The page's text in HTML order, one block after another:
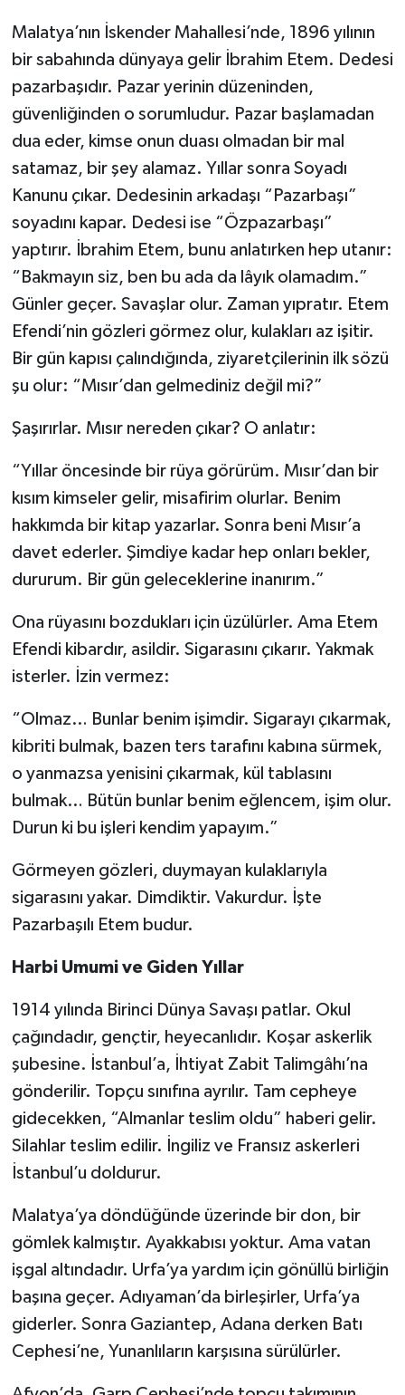
Malatya’nın İskender Mahallesi’nde, 1896 yılının
bir sabahında dünyaya gelir İbrahim Etem. Dedesi
pazarbaşıdır. Pazar yerinin düzeninden,
güvenliğinden o sorumludur. Pazar başlamadan
dua eder, kimse onun duası olmadan bir mal
satamaz, bir şey alamaz. Yıllar sonra Soyadı
Kanunu çıkar. Dedesinin arkadaşı “Pazarbaşı”
soyadını kapar. Dedesi ise “Özpazarbaşı”
yaptırır. İbrahim Etem, bunu anlatırken hep utanır:
“Bakmayın siz, ben bu ada da lâyık olamadım.”
Günler geçer. Savaşlar olur. Zaman yıpratır. Etem
Efendi’nin gözleri görmez olur, kulakları az işitir.
Bir gün kapısı çalındığında, ziyaretçilerinin ilk sözü
şu olur: “Mısır’dan gelmediniz değil mi?”
Şaşırırlar. Mısır nereden çıkar? O anlatır:
“Yıllar öncesinde bir rüya görürüm. Mısır’dan bir
kısım kimseler gelir, misafirim olurlar. Benim
hakkımda bir kitap yazarlar. Sonra beni Mısır’a
davet ederler. Şimdiye kadar hep onları bekler,
dururum. Bir gün geleceklerine inanırım.”
Ona rüyasını bozdukları için üzülürler. Ama Etem
Efendi kibardır, asildir. Sigarasını çıkarır. Yakmak
isterler. İzin vermez:
“Olmaz… Bunlar benim işimdir. Sigarayı çıkarmak,
kibriti bulmak, bazen ters tarafını kabına sürmek,
o yanmazsa yenisini çıkarmak, kül tablasını
bulmak… Bütün bunlar benim eğlencem, işim olur.
Durun ki bu işleri kendim yapayım.”
Görmeyen gözleri, duymayan kulaklarıyla
sigarasını yakar. Dimdiktir. Vakurdur. İşte
Pazarbaşılı Etem budur.
Harbi Umumi ve Giden Yıllar
1914 yılında Birinci Dünya Savaşı patlar. Okul
çağındadır, gençtir, heyecanlıdır. Koşar askerlik
şubesine. İstanbul’a, İhtiyat Zabit Talimgâhı’na
gönderilir. Topçu sınıfına ayrılır. Tam cepheye
gidecekken, “Almanlar teslim oldu” haberi gelir.
Silahlar teslim edilir. İngiliz ve Fransız askerleri
İstanbul’u doldurur.
Malatya’ya döndüğünde üzerinde bir don, bir
gömlek kalmıştır. Ayakkabısı yoktur. Ama vatan
işgal altındadır. Urfa’ya yardım için gönüllü birliğin
başına geçer. Adıyaman’da birleşirler, Urfa’ya
giderler. Sonra Gaziantep, Adana derken Batı
Cephesi’ne, Yunanlıların karşısına sürülürler.
Resmi İlan
Sağlık
Spor
Sürmanşet
Teknoloji